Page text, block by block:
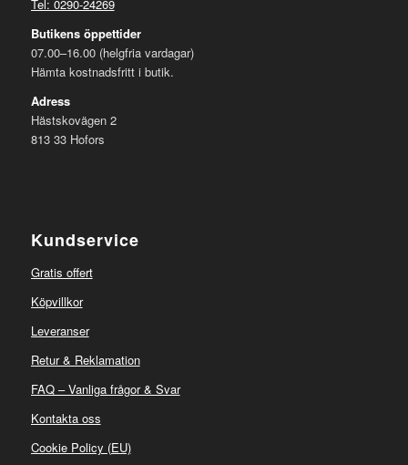
Tel: 0290-24269
Butikens öppettider
07.00–16.00 (helgfria vardagar)
Hämta kostnadsfritt i butik.
Adress
Hästskovägen 2
813 33 Hofors
Kundservice
Gratis offert
Köpvillkor
Leveranser
Retur & Reklamation
FAQ – Vanliga frågor & Svar
Kontakta oss
Cookie Policy (EU)